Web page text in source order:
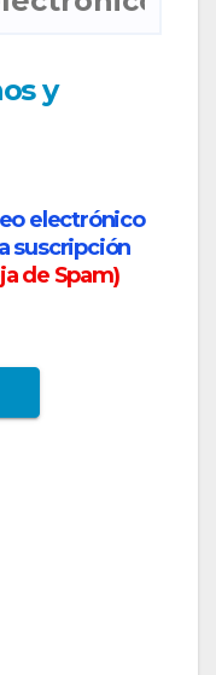
y
electrónico
suscripción
de Spam)